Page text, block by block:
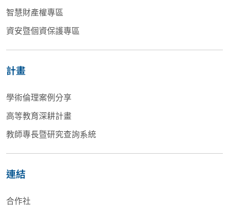
智慧財產權專區
資安暨個資保護專區
計畫
學術倫理案例分享
高等教育深耕計畫
教師專長暨研究查詢系統
連結
合作社